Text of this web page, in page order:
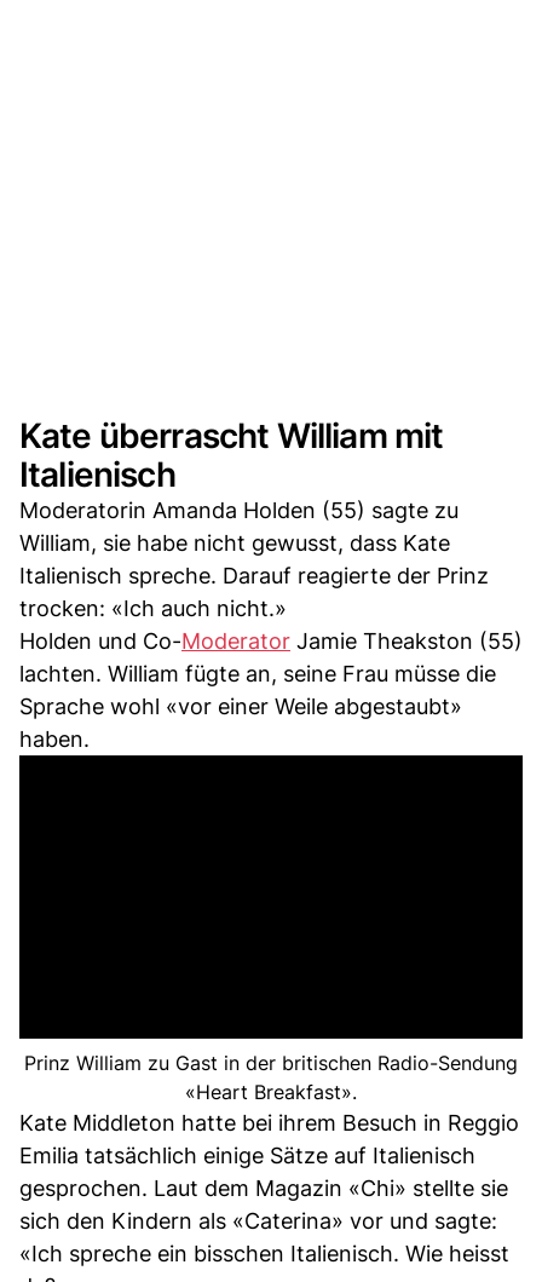
Kate überrascht William mit
Italienisch
Moderatorin Amanda Holden (55) sagte zu
William, sie habe nicht gewusst, dass Kate
Italienisch spreche. Darauf reagierte der Prinz
trocken: «Ich auch nicht.»
Holden und Co-Moderator Jamie Theakston (55)
lachten. William fügte an, seine Frau müsse die
Sprache wohl «vor einer Weile abgestaubt»
haben.
Prinz William zu Gast in der britischen Radio-Sendung
«Heart Breakfast».
Kate Middleton hatte bei ihrem Besuch in Reggio
Emilia tatsächlich einige Sätze auf Italienisch
gesprochen. Laut dem Magazin «Chi» stellte sie
sich den Kindern als «Caterina» vor und sagte:
«Ich spreche ein bisschen Italienisch. Wie heisst